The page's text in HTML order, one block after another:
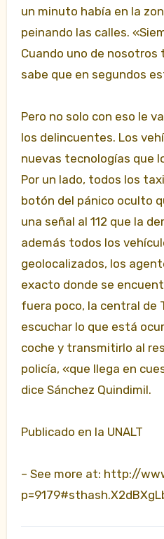
un minuto había en la
peinando las calles.
Cuando uno de nosotros
sabe que en segundos
Pero no solo con eso le
los delincuentes. Los
nuevas tecnologías que
Por un lado, todos los
botón del pánico oculto
una señal al 112 que la
además todos los
geolocalizados, los
exacto donde se
fuera poco, la central de
escuchar lo que está
coche y transmitirlo al
policía, «que llega en
dice Sánchez Quindimil.
Publicado en la UNALT
– See more at: http://